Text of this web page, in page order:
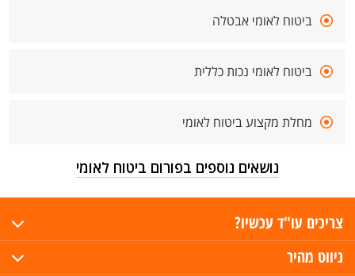
ביטוח לאומי אבטלה
ביטוח לאומי נכות כללית
מחלת מקצוע ביטוח לאומי
נושאים נוספים בפורום ביטוח לאומי
צריכים עו"ד עכשיו?
ניווט מהיר